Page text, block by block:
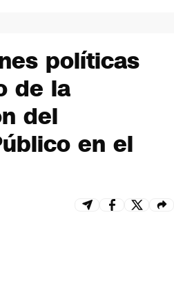
políticas
de la
del
en el